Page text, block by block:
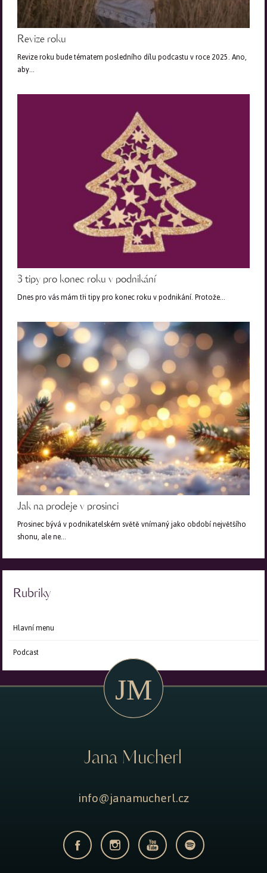
Revize roku
Revize roku bude tématem posledního dílu podcastu v roce 2025. Ano,
aby…
3 tipy pro konec roku v podnikání
Dnes pro vás mám tři tipy pro konec roku v podnikání. Protože…
Jak na prodeje v prosinci
Prosinec bývá v podnikatelském světě vnímaný jako období největšího
shonu, ale ne…
Rubriky
Hlavní menu
Podcast
Jana Mucherl
info@janamucherl.cz